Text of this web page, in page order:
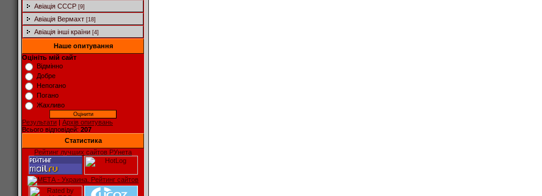
Авіація СССР [9]
Авіація Вермахт [18]
Авіація інші країни [4]
Наше опитування
Оцініть мій сайт
Відмінно
Добре
Непогано
Погано
Жахливо
Результати | Архів опитувань
Всього відповідей: 207
Статистика
Рейтинг лучших сайтов РУнета